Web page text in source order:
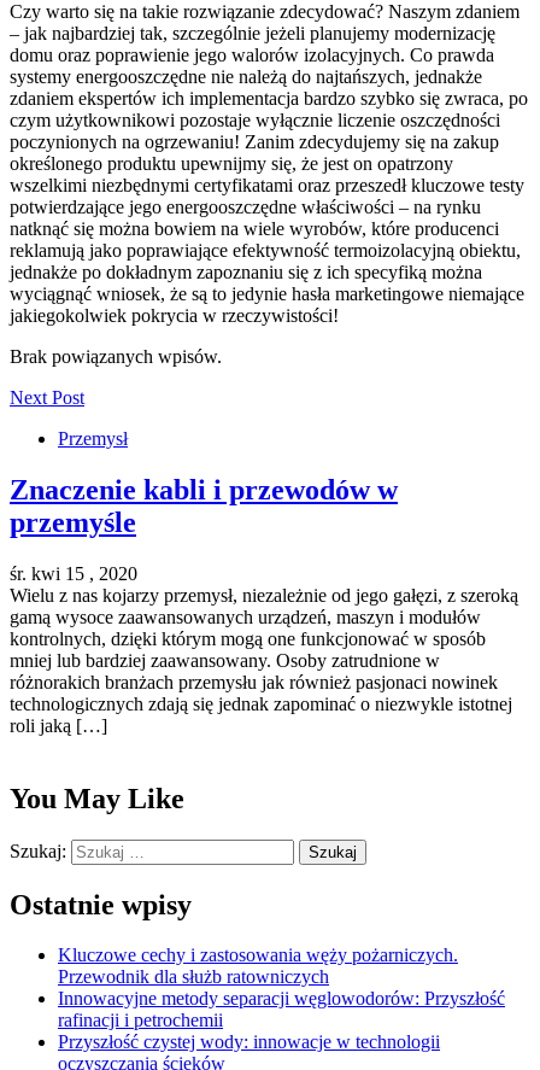
Czy warto się na takie rozwiązanie zdecydować? Naszym zdaniem
– jak najbardziej tak, szczególnie jeżeli planujemy modernizację
domu oraz poprawienie jego walorów izolacyjnych. Co prawda
systemy energooszczędne nie należą do najtańszych, jednakże
zdaniem ekspertów ich implementacja bardzo szybko się zwraca, po
czym użytkownikowi pozostaje wyłącznie liczenie oszczędności
poczynionych na ogrzewaniu! Zanim zdecydujemy się na zakup
określonego produktu upewnijmy się, że jest on opatrzony
wszelkimi niezbędnymi certyfikatami oraz przeszedł kluczowe testy
potwierdzające jego energooszczędne właściwości – na rynku
natknąć się można bowiem na wiele wyrobów, które producenci
reklamują jako poprawiające efektywność termoizolacyjną obiektu,
jednakże po dokładnym zapoznaniu się z ich specyfiką można
wyciągnąć wniosek, że są to jedynie hasła marketingowe niemające
jakiegokolwiek pokrycia w rzeczywistości!
Brak powiązanych wpisów.
Next Post
Przemysł
Znaczenie kabli i przewodów w
przemyśle
śr. kwi 15 , 2020
Wielu z nas kojarzy przemysł, niezależnie od jego gałęzi, z szeroką
gamą wysoce zaawansowanych urządzeń, maszyn i modułów
kontrolnych, dzięki którym mogą one funkcjonować w sposób
mniej lub bardziej zaawansowany. Osoby zatrudnione w
różnorakich branżach przemysłu jak również pasjonaci nowinek
technologicznych zdają się jednak zapominać o niezwykle istotnej
roli jaką […]
You May Like
Szukaj:
Ostatnie wpisy
Kluczowe cechy i zastosowania węży pożarniczych.
Przewodnik dla służb ratowniczych
Innowacyjne metody separacji węglowodorów: Przyszłość
rafinacji i petrochemii
Przyszłość czystej wody: innowacje w technologii
oczyszczania ścieków